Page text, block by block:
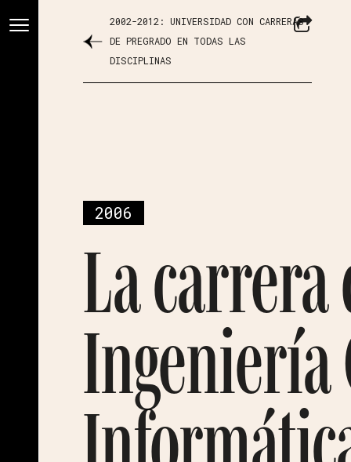
2002-2012: UNIVERSIDAD CON CARRERAS
DE PREGRADO EN TODAS LAS
DISCIPLINAS
2006
La carrera
Ingeniería